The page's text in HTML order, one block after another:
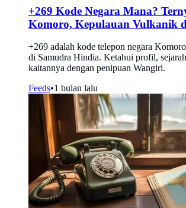
+269 Kode Negara Mana?
Komoro, Kepulauan Vulkanik
+269 adalah kode telepon negara
di Samudra Hindia. Ketahui profil,
kaitannya dengan penipuan Wangiri.
Feeds•1 bulan lalu